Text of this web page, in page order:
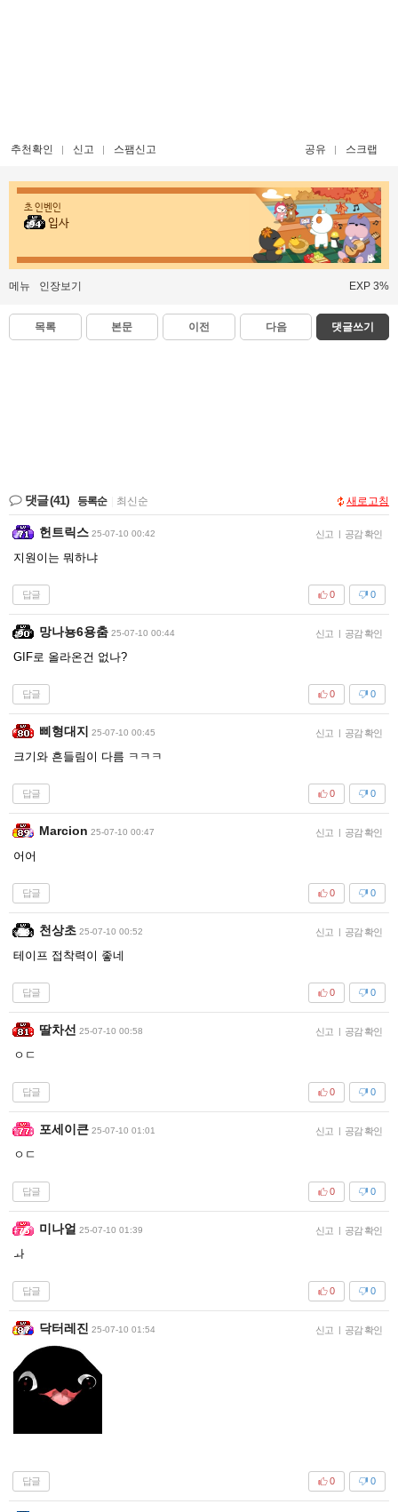
추천확인 신고 스팸신고 공유 스크랩
초 인벤인
입사
메뉴 인장보기 EXP 3%
목록 본문 이전 다음 댓글쓰기
댓글(41) 등록순 최신순 새로고침
헌트릭스 25-07-10 00:42 신고 | 공감 확인
지원이는 뭐하냐
답글 0
0
망나뇽6용춤 25-07-10 00:44 신고 | 공감 확인
GIF로 올라온건 없나?
답글 0
0
삐형대지 25-07-10 00:45 신고 | 공감 확인
크기와 흔들림이 다름 ㅋㅋㅋ
답글 0
0
Marcion 25-07-10 00:47 신고 | 공감 확인
어어
답글 0
0
천상초 25-07-10 00:52 신고 | 공감 확인
테이프 접착력이 좋네
답글 0
0
딸차선 25-07-10 00:58 신고 | 공감 확인
ㅇㄷ
답글 0
0
포세이큰 25-07-10 01:01 신고 | 공감 확인
ㅇㄷ
답글 0
0
미나얼 25-07-10 01:39 신고 | 공감 확인
ㅘ
답글 0
0
닥터레진 25-07-10 01:54 신고 | 공감 확인
답글 0
0